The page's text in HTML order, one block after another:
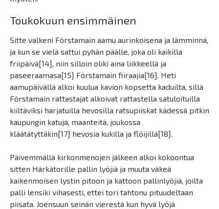
Toukokuun ensimmäinen
Sitte valkeni Förstamain aamu aurinkoisena ja lämminnä,
ja kun se vielä sattui pyhän päälle, joka oli kaikilla
friipäivä[14], niin silloin oliki aina liikkeellä ja
paseeraamasa[15] Förstamain fiiraajia[16]. Heti
aamupäivällä alkoi kuulua kavion kopsetta kaduilta, sillä
Förstamain rattastajat alkoivat rattastella satuloituilla
kiiltäviksi harjatuilla hevosilla ratsupiiskat kädessä pitkin
kaupungin katuja, maanteitä, joukossa
kläätätyttäkin[17] hevosia kukilla ja flöijillä[18].
Päivemmällä kirkonmenojen jälkeen alkoi kokoontua
sitten Härkätorille pallin lyöjiä ja muuta väkeä
kaikenmoisen lystin pitoon ja kattoon pallinlyöjiä, joilta
palli lensiki vihasesti, ettei tori tahtonu pituudeltaan
piisata. Joensuun seinän vierestä kun hyvä lyöjä